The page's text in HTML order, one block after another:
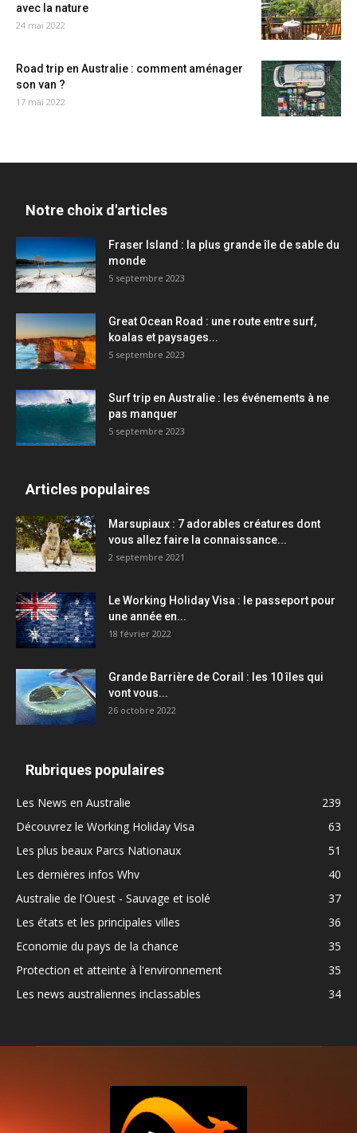
avec la nature
24 mai 2022
Road trip en Australie : comment aménager
son van ?
17 mai 2022
Notre choix d'articles
Fraser Island : la plus grande île de sable du
monde
5 septembre 2023
Great Ocean Road : une route entre surf,
koalas et paysages...
5 septembre 2023
Surf trip en Australie : les événements à ne
pas manquer
5 septembre 2023
Articles populaires
Marsupiaux : 7 adorables créatures dont
vous allez faire la connaissance...
2 septembre 2021
Le Working Holiday Visa : le passeport pour
une année en...
18 février 2022
Grande Barrière de Corail : les 10 îles qui
vont vous...
26 octobre 2022
Rubriques populaires
Les News en Australie
239
Découvrez le Working Holiday Visa
63
Les plus beaux Parcs Nationaux
51
Les dernières infos Whv
40
Australie de l'Ouest - Sauvage et isolé
37
Les états et les principales villes
36
Economie du pays de la chance
35
Protection et atteinte à l'environnement
35
Les news australiennes inclassables
34